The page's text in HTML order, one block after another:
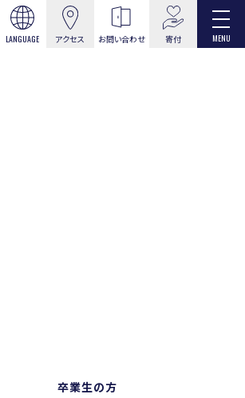
LANGUAGE アクセス お問い合わせ 寄付 MENU
卒業生の方